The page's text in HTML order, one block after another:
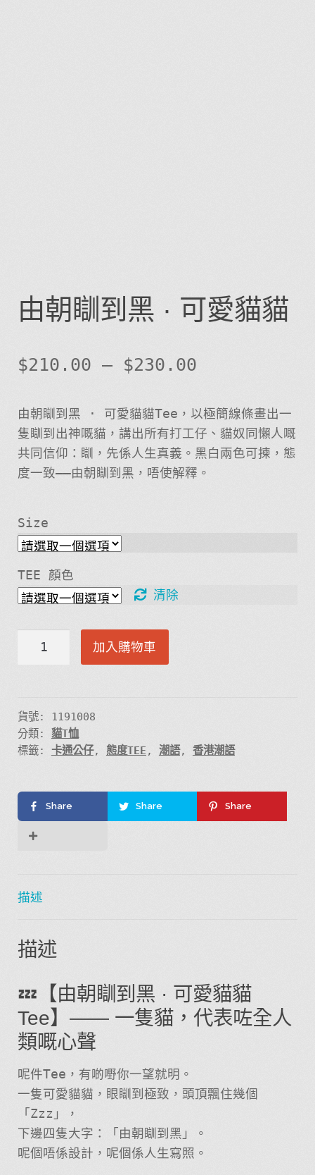
由朝瞓到黑 · 可愛貓貓
$210.00 – $230.00
由朝瞓到黑 · 可愛貓貓Tee，以極簡線條畫出一
隻瞓到出神嘅貓，講出所有打工仔、貓奴同懶人嘅
共同信仰：瞓，先係人生真義。黑白兩色可揀，態
度一致——由朝瞓到黑，唔使解釋。
Size
TEE 顏色
清除
黑
·
可
貓
貓
數
加入購物車
貨號: 1191008
分類: 貓T恤
標籤: 卡通公仔, 態度TEE , 潮語, 香港潮語
Share Share Share
描述
描述
💤【由朝瞓到黑 · 可愛貓貓
Tee】—— 一隻貓，代表咗全人
類嘅心聲
呢件Tee，有啲嘢你一望就明。
一隻可愛貓貓，眼瞓到極致，頭頂飄住幾個
「Zzz」，
下邊四隻大字：「由朝瞓到黑」。
呢個唔係設計，呢個係人生寫照。